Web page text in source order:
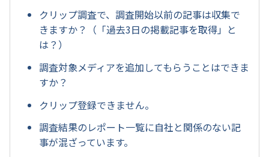
クリップ調査で、調査開始以前の記事は収集で
きますか？（「過去3日の掲載記事を取得」と
は？）
調査対象メディアを追加してもらうことはできま
すか？
クリップ登録できません。
調査結果のレポート一覧に自社と関係のない記
事が混ざっています。